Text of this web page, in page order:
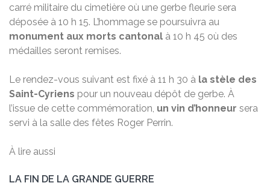
carré militaire du cimetière où une gerbe fleurie sera
déposée à 10 h 15. L’hommage se poursuivra au
monument aux morts cantonal à 10 h 45 où des
médailles seront remises.
Le rendez-vous suivant est fixé à 11 h 30 à la stèle des
Saint-Cyriens pour un nouveau dépôt de gerbe. À
l’issue de cette commémoration, un vin d’honneur sera
servi à la salle des fêtes Roger Perrin.
À lire aussi
LA FIN DE LA GRANDE GUERRE